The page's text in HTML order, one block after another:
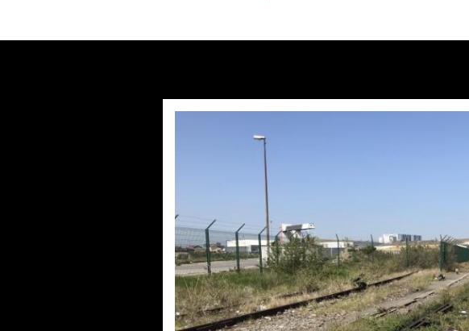
Accès au bus et
parPhilippe BLET 16 avril 2024